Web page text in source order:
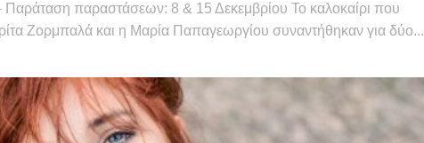
Παράταση παραστάσεων: 8 & 15 Δεκεμβρίου Το καλοκαίρι που
Ζορμπαλά και η Μαρία Παπαγεωργίου συναντήθηκαν για δύο...